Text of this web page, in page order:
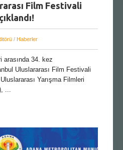
Film Festivali
/ Haberler
arasında 34. kez
Uluslararası Film Festivali
Yarışma Filmleri
...